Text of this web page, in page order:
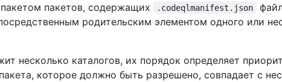
пакетов, содержащих
.codeqlmanifest.json
родительским элементом одного или
несколько каталогов, их порядок определяет
которое должно быть разрешено, совпадает с